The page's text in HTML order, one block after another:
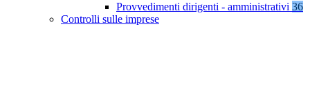
Provvedimenti dirigenti - amministrativi 36
Controlli sulle imprese